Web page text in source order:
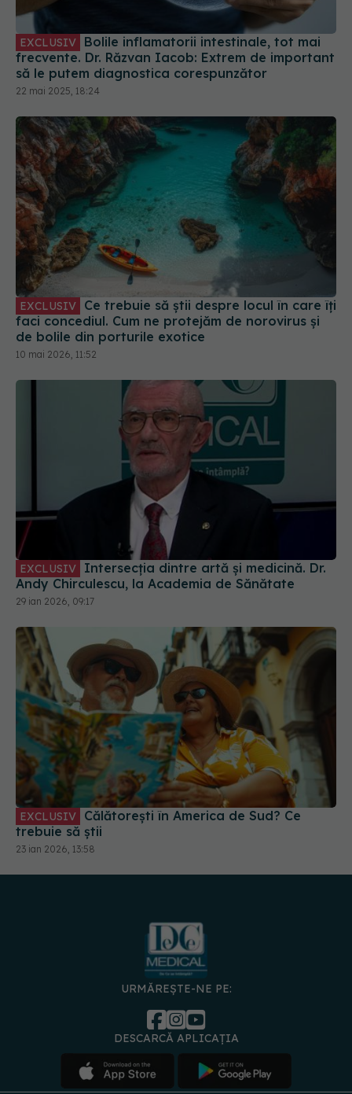
EXCLUSIV
frecvente. Dr. Răzvan Iacob: Extrem de important
să le putem diagnostica corespunzător
22 mai 2025, 18:24
EXCLUSIV
faci concediul. Cum ne protejăm de norovirus și
de bolile din porturile exotice
10 mai 2026, 11:52
EXCLUSIV
Andy Chirculescu, la Academia de Sănătate
29 ian 2026, 09:17
EXCLUSIV
trebuie să știi
23 ian 2026, 13:58
URMĂREȘTE-NE PE:
DESCARCĂ APLICAȚIA